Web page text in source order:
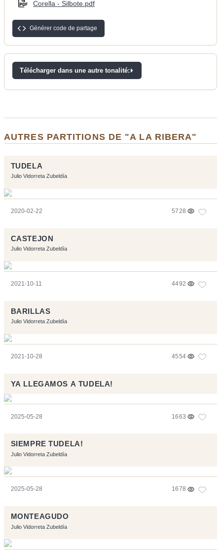
Corella - Silbote.pdf
Générer code de partage
Télécharger dans une autre tonalité:
AUTRES PARTITIONS DE "A LA RIBERA"
TUDELA
Julio Vidorreta Zubeldía
2020-02-22 5728
CASTEJON
Julio Vidorreta Zubeldía
2021-10-11 4492
BARILLAS
Julio Vidorreta Zubeldía
2021-10-28 4554
YA LLEGAMOS A TUDELA!
2025-05-28 1663
SIEMPRE TUDELA!
Julio Vidorreta Zubeldía
2025-05-28 1678
MONTEAGUDO
Julio Vidorreta Zubeldía